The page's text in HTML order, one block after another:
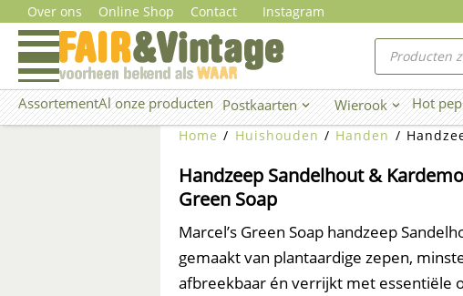
naar
inhoud
Over ons Online Shop Contact Instagram
Producten
zoeken
AssortementAl onze producten Postkaarten Open Postkaarten
Wierook Open Wierook
Hot
Home / Huishouden / Handen /
Handzeep Sandelhout &
Green Soap
Marcel’s Green Soap handzeep
gemaakt van plantaardige zepen,
afbreekbaar én verrijkt met essentiële